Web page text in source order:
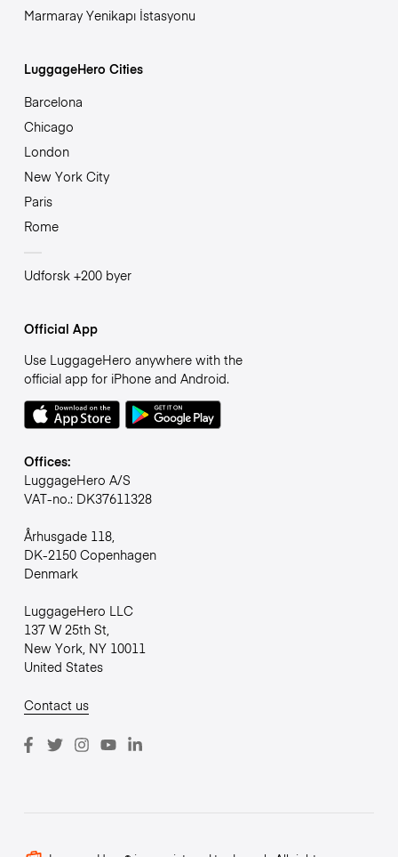
Marmaray Yenikapı İstasyonu
LuggageHero Cities
Barcelona
Chicago
London
New York City
Paris
Rome
Udforsk +200 byer
Official App
Use LuggageHero anywhere with the
official app for iPhone and Android.
Offices:
LuggageHero A/S
VAT-no.: DK37611328
Århusgade 118,
DK-2150 Copenhagen
Denmark
LuggageHero LLC
137 W 25th St,
New York, NY 10011
United States
Contact us